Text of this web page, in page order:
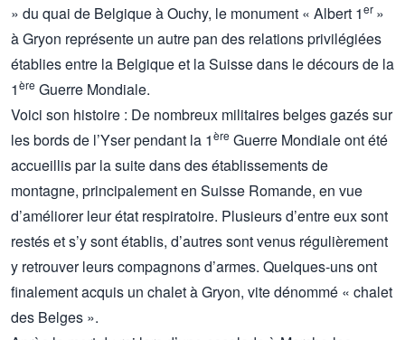
» du quai de Belgique à Ouchy, le monument « Albert 1er »
à Gryon représente un autre pan des relations privilégiées
établies entre la Belgique et la Suisse dans le décours de la
1ère Guerre Mondiale.
Voici son histoire : De nombreux militaires belges gazés sur
les bords de l’Yser pendant la 1ère Guerre Mondiale ont été
accueillis par la suite dans des établissements de
montagne, principalement en Suisse Romande, en vue
d’améliorer leur état respiratoire. Plusieurs d’entre eux sont
restés et s’y sont établis, d’autres sont venus régulièrement
y retrouver leurs compagnons d’armes. Quelques-uns ont
finalement acquis un chalet à Gryon, vite dénommé « chalet
des Belges ».